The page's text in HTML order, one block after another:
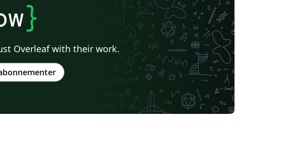
}
Overleaf with their work.